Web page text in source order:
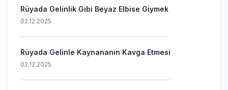
Rüyada Gelinlik Gibi Beyaz Elbise Giymek
02.12.2025
Rüyada Gelinle Kaynananın Kavga Etmesi
02.12.2025